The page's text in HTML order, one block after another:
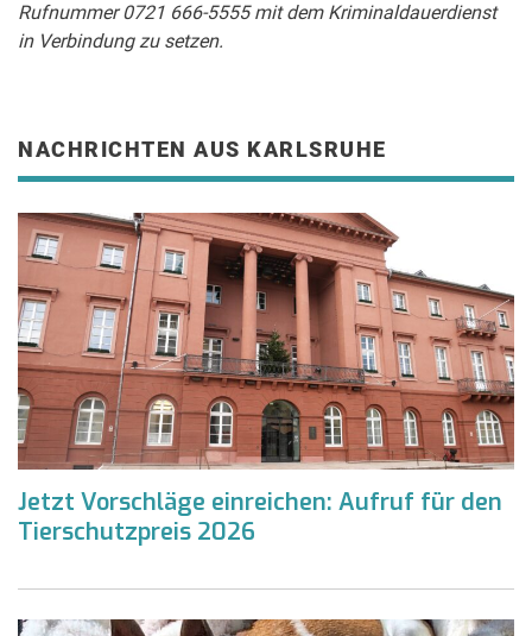
Rufnummer 0721 666-5555 mit dem Kriminaldauerdienst
in Verbindung zu setzen.
NACHRICHTEN AUS KARLSRUHE
Jetzt Vorschläge einreichen: Aufruf für den
Tierschutzpreis 2026